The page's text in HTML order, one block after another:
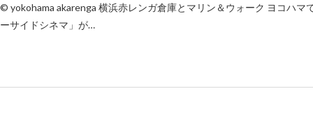
© yokohama akarenga 横浜赤レンガ倉庫とマリン＆ウォーク ヨコハ
ーサイドシネマ」が…